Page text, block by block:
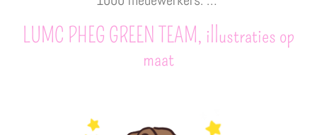
LUMC PHEG GREEN TEAM, illustraties op
maat